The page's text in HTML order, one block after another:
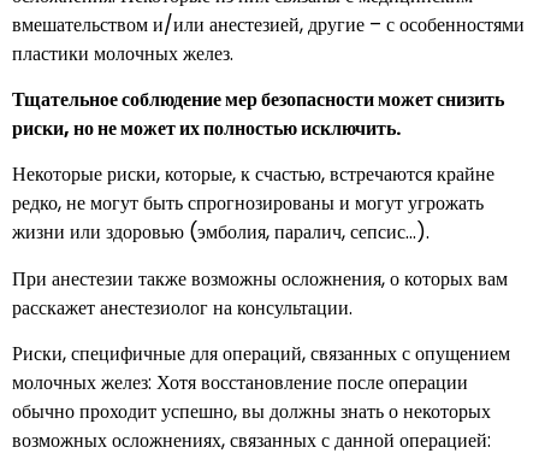
вмешательством и/или анестезией, другие – с особенностями
пластики молочных желез.
Тщательное соблюдение мер безопасности может снизить
риски, но не может их полностью исключить.
Некоторые риски, которые, к счастью, встречаются крайне
редко, не могут быть спрогнозированы и могут угрожать
жизни или здоровью (эмболия, паралич, сепсис…).
При анестезии также возможны осложнения, о которых вам
расскажет анестезиолог на консультации.
Риски, специфичные для операций, связанных с опущением
молочных желез: Хотя восстановление после операции
обычно проходит успешно, вы должны знать о некоторых
возможных осложнениях, связанных с данной операцией: